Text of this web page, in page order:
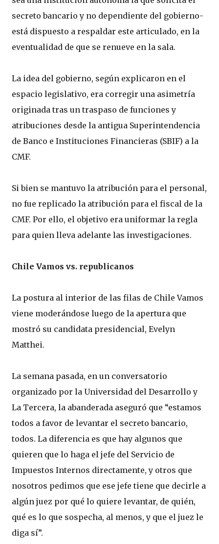
secreto bancario y no dependiente del gobierno-
está dispuesto a respaldar este articulado, en la
eventualidad de que se renueve en la sala.
La idea del gobierno, según explicaron en el
espacio legislativo, era corregir una asimetría
originada tras un traspaso de funciones y
atribuciones desde la antigua Superintendencia
de Banco e Instituciones Financieras (SBIF) a la
CMF.
Si bien se mantuvo la atribución para el personal,
no fue replicado la atribución para el fiscal de la
CMF. Por ello, el objetivo era uniformar la regla
para quien lleva adelante las investigaciones.
Chile Vamos vs. republicanos
La postura al interior de las filas de Chile Vamos
viene moderándose luego de la apertura que
mostró su candidata presidencial, Evelyn
Matthei.
La semana pasada, en un conversatorio
organizado por la Universidad del Desarrollo y
La Tercera, la abanderada aseguró que “estamos
todos a favor de levantar el secreto bancario,
todos. La diferencia es que hay algunos que
quieren que lo haga el jefe del Servicio de
Impuestos Internos directamente, y otros que
nosotros pedimos que ese jefe tiene que decirle a
algún juez por qué lo quiere levantar, de quién,
qué es lo que sospecha, al menos, y que el juez le
diga sí”.